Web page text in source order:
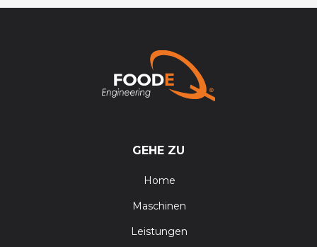
GEHE ZU
Home
Maschinen
Leistungen